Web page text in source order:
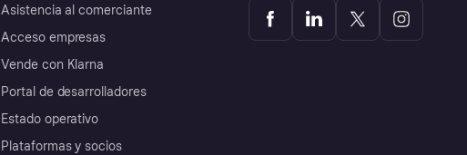
Asistencia al comerciante
Acceso empresas
Vende con Klarna
Portal de desarrolladores
Estado operativo
Plataformas y socios